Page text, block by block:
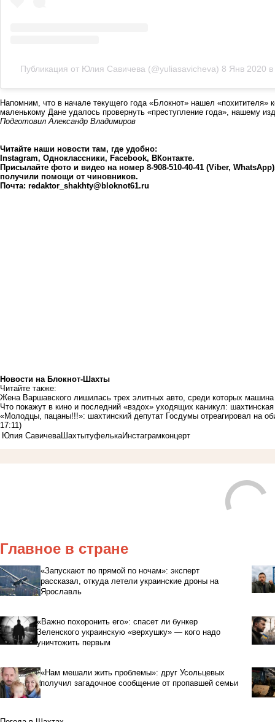
Публикация от Юлия Савичева (@yuliasavicheva) 8 Янв 2020
Напомним, что в начале текущего года «Блокнот» нашел
маленькому Дане удалось провернуть «преступление года», нашему
Подготовил Александр Владимиров
Читайте наши новости там, где удобно:
Instagram, Одноклассники, Facebook, ВКонтакте.
Присылайте фото и видео на номер 8-908-510-40-41 (Viber,
получили помощи от чиновников.
Почта: redaktor_shakhty@bloknot61.ru
Новости на Блoкнoт-Шахты
Читайте также:
Жена Варшавского лишилась трех элитных авто, среди которых
Что покажут в кино и последний «вздох» уходящих каникул:
«Молодцы, пацаны!!!»: шахтинский депутат Госдумы отреагировал на
17:11)
Юлия СавичеваШахтытуфелькаИнстаграмконцерт
Главное в стране
«Запускают по прямой по ночам»: эксперт
рассказал, откуда летели украинские дроны на
Ярославль
«Важно похоронить его»: спасет ли бункер
Зеленского украинскую «верхушку» — кого надо
уничтожить первым
«Нам мешали жить проблемы»: друг Усольцевых
получил загадочное сообщение от пропавшей семьи